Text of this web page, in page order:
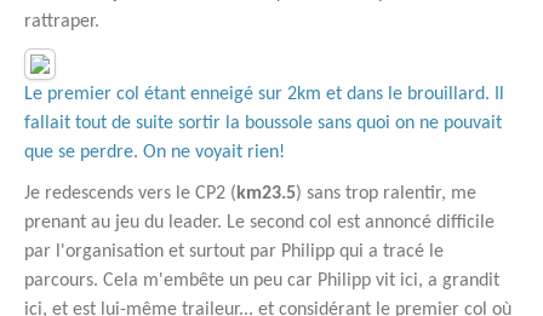
rattraper.
Le premier col étant enneigé sur 2km et dans le brouillard. Il
fallait tout de suite sortir la boussole sans quoi on ne pouvait
que se perdre. On ne voyait rien!
Je redescends vers le CP2 ( km23.5) sans trop ralentir, me
prenant au jeu du leader. Le second col est annoncé difficile
par l'organisation et surtout par Philipp qui a tracé le
parcours. Cela m'embête un peu car Philipp vit ici, a grandit
ici, et est lui-même traileur... et considérant le premier col où